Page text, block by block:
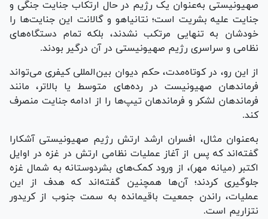
صهیونیستی به‌عنوان یک رژیم در حال ارتکاب جنایت جنگی و
جنایت علیه بشریت است؛ نتانیاهو و گالانت این جنایت‌ها را
خودشان به تنهایی مرتکب نشدند، بلکه تمام دستگاه‌های
نظامی و سراسری رژیم صهیونیستی در آن درگیر بودند.
از این رو، در کوتاه‌مدت، حکم دیوان بین‌المللی کیفری می‌تواند
فرماندهان صهیونیست در رده‌های متوسط یا بالاتر، مانند
فرماندهان لشکر و فرماندهان تیپ‌ها را از ادامه جنایت منصرف
کند.
به‌عنوان مثال، افسران ارشد ارتش رژیم صهیونیستی آشکارا
گفته‌اند که پس از آغاز عملیات نظامی ارتش در غزه در اوایل
اکتبر (میانه مهر)، از ورود کمک‌های بشردوستانه به شمال غزه
جلوگیری کردند؛ آن‌ها همچنین گفته‌اند که هدف از این
عملیات، راندن جمعیت باقیمانده به سمت جنوب از کریدور
نتزاریم است.